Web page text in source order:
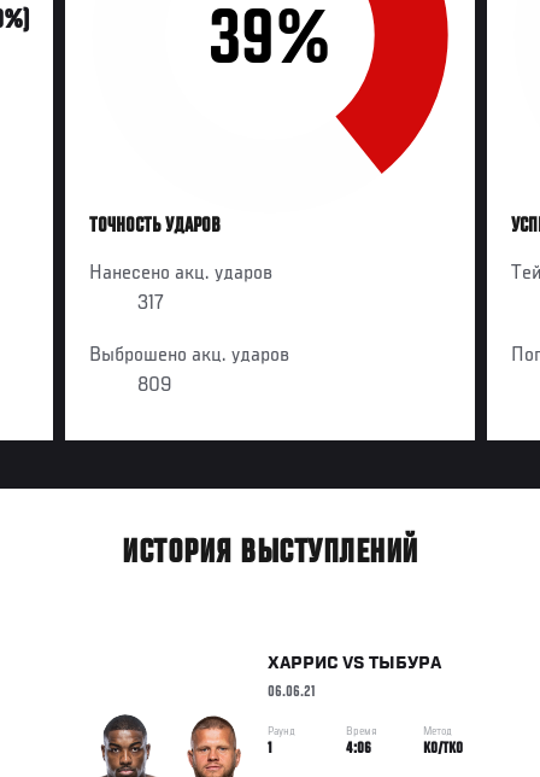
39%
ТОЧНОСТЬ УДАРОВ
Нанесено акц. ударов
317
Выброшено акц. ударов
809
ИСТОРИЯ ВЫСТУПЛЕНИЙ
ХАРРИС VS ТЫБУРА
06.06.21
Раунд
1
Время
4:06
Метод
KO/TKO